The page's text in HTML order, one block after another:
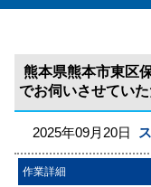
熊本県熊本市東区
でお伺いさせていた
2025年09月20日
作業詳細